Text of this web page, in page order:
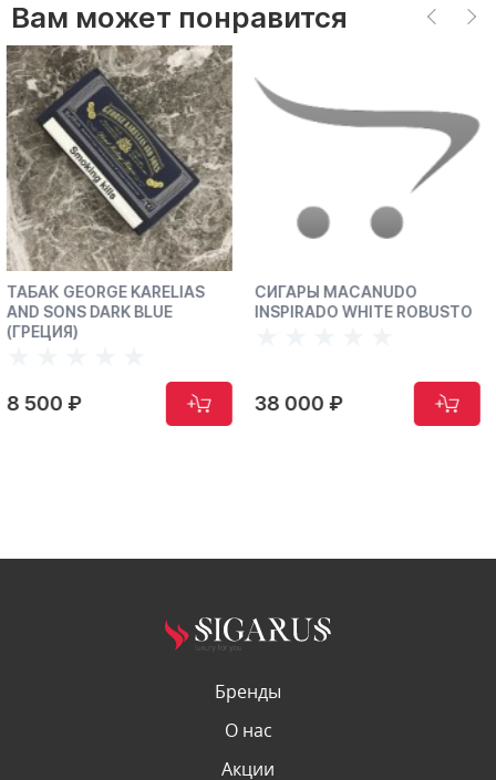
Вам может понравится
СИГАРЫ MACANUDO
INSPIRADO WHITE ROBUSTO
38 000 ₽
СИГАРЫ MACANUDO
INSPIRADO WHITE
38 200 ₽
Бренды
О нас
Акции